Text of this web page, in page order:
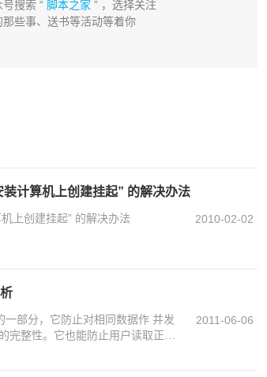
号搜索 “脚本之家 ” ，选择关注
那些事、送书等活动等着你
计算机上创建挂起” 的解决办法
上创建挂起” 的解决办法 2010-02-02
部分，它防止对相同数据作 并发
完整性。它也能防止用户读取正在
2011-06-06